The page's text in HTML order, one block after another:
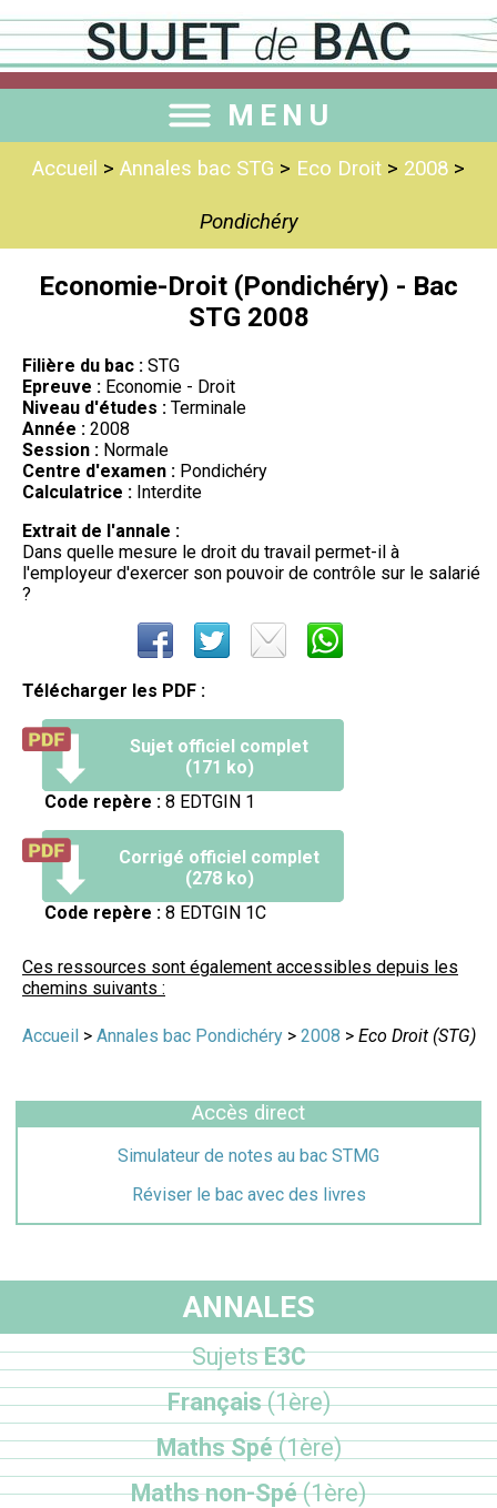
MENU
Accueil > Annales bac STG > Eco Droit > 2008 >
Pondichéry
Economie-Droit (Pondichéry) - Bac
STG 2008
Filière du bac : STG
Epreuve : Economie - Droit
Niveau d'études : Terminale
Année : 2008
Session : Normale
Centre d'examen : Pondichéry
Calculatrice : Interdite
Extrait de l'annale :
Dans quelle mesure le droit du travail permet-il à
l'employeur d'exercer son pouvoir de contrôle sur le salarié
?
Télécharger les PDF :
Sujet officiel complet
(171 ko)
Code repère : 8 EDTGIN 1
Corrigé officiel complet
(278 ko)
Code repère : 8 EDTGIN 1C
Ces ressources sont également accessibles depuis les
chemins suivants :
Accueil > Annales bac Pondichéry > 2008 > Eco Droit (STG)
Accès direct
Simulateur de notes au bac STMG
Réviser le bac avec des livres
ANNALES
SujetsE3C
Français(1ère)
Maths Spé(1ère)
Maths non-Spé(1ère)